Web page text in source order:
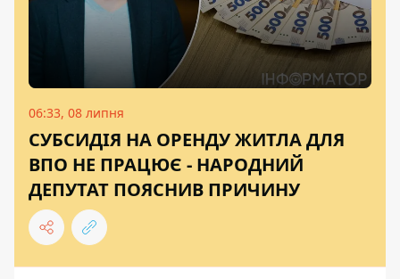
06:33, 08 липня
СУБСИДІЯ НА ОРЕНДУ ЖИТЛА ДЛЯ
ВПО НЕ ПРАЦЮЄ - НАРОДНИЙ
ДЕПУТАТ ПОЯСНИВ ПРИЧИНУ